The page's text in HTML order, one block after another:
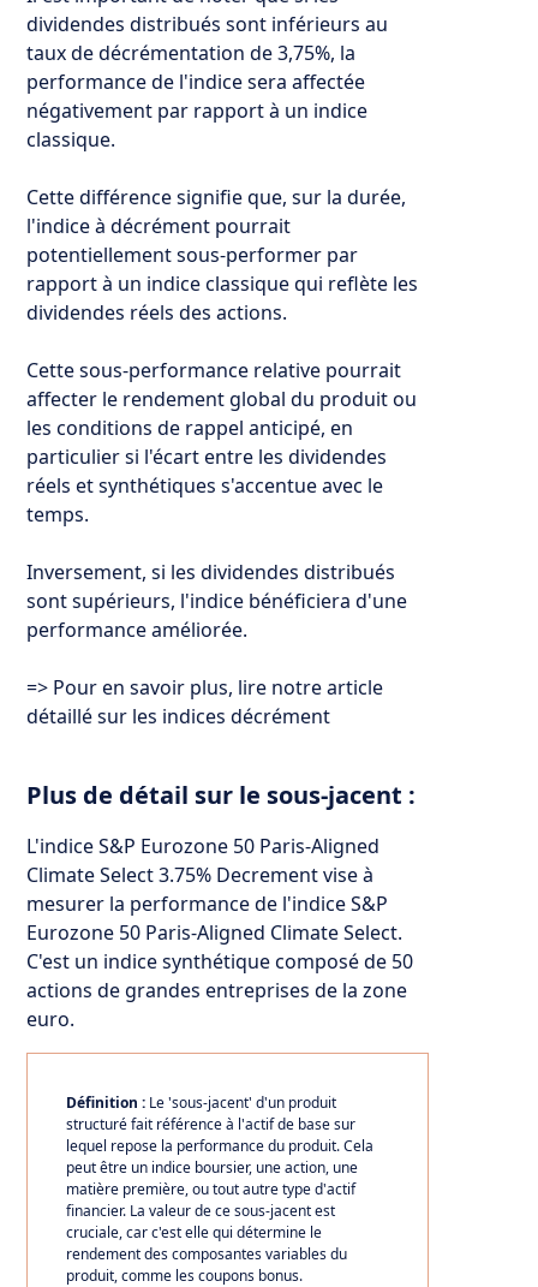
dividendes distribués sont inférieurs au
taux de décrémentation de 3,75%, la
performance de l'indice sera affectée
négativement par rapport à un indice
classique.
Cette différence signifie que, sur la durée,
l'indice à décrément pourrait
potentiellement sous-performer par
rapport à un indice classique qui reflète les
dividendes réels des actions.
Cette sous-performance relative pourrait
affecter le rendement global du produit ou
les conditions de rappel anticipé, en
particulier si l'écart entre les dividendes
réels et synthétiques s'accentue avec le
temps.
Inversement, si les dividendes distribués
sont supérieurs, l'indice bénéficiera d'une
performance améliorée.
=> Pour en savoir plus, lire notre article
détaillé sur les indices décrément
Plus de détail sur le sous-jacent :
L'indice S&P Eurozone 50 Paris-Aligned
Climate Select 3.75% Decrement vise à
mesurer la performance de l'indice S&P
Eurozone 50 Paris-Aligned Climate Select.
C'est un indice synthétique composé de 50
actions de grandes entreprises de la zone
euro.
Définition : Le 'sous-jacent' d'un produit
structuré fait référence à l'actif de base sur
lequel repose la performance du produit. Cela
peut être un indice boursier, une action, une
matière première, ou tout autre type d'actif
financier. La valeur de ce sous-jacent est
cruciale, car c'est elle qui détermine le
rendement des composantes variables du
produit, comme les coupons bonus.